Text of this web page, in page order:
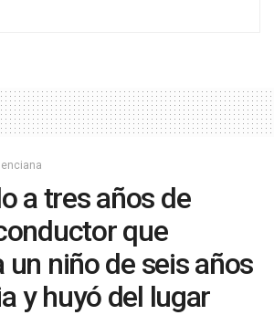
a tres años de
que
un niño de seis años
y huyó del lugar